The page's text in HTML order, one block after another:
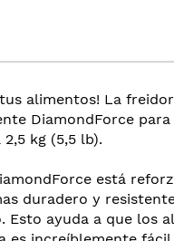
tus alimentos! La
DiamondForce
kg (5,5 lb).
está
duradero y
ayuda a que los